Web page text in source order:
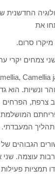
החדשנית
את
צמחים יקרי
ונשיות. הוא
צרפת, הפרחים
המעבדתי.
הגבוהים
רבות עוצמה. שני
תמציות